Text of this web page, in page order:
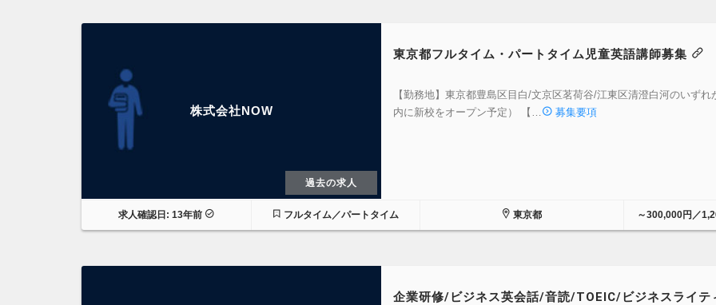
株式会社NOW
過去の求人
東京都フルタイム・パートタイム児童英語講師募集
【勤務地】東京都豊島区目白/文京区茗荷谷/江東区清澄白河のいずれ
内に新校をオープン予定） 【…
募集要項
求人確認日: 13年前 フルタイム／パートタイム 東京都 ～300,000円／
企業研修/ビジネス英会話/音読/TOEIC/ビジネスライテ